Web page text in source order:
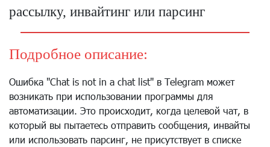
рассылку, инвайтинг или парсинг
Подробное описание:
Ошибка "Chat is not in a chat list" в Telegram может
возникать при использовании программы для
автоматизации. Это происходит, когда целевой чат, в
который вы пытаетесь отправить сообщения, инвайты
или использовать парсинг, не присутствует в списке